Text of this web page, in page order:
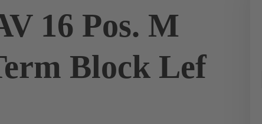
16 Pos. M
Block Lef